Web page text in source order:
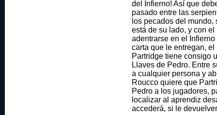
del Infierno! Así que
pasado entre las
los pecados del
está de su lado, y con
adentrarse en el
carta que le entregan,
Partridge tiene consigo
Llaves de Pedro. Entre
a cualquier persona y
Roucco quiere que
Pedro a los jugadores,
localizar al aprendiz
accederá, si le